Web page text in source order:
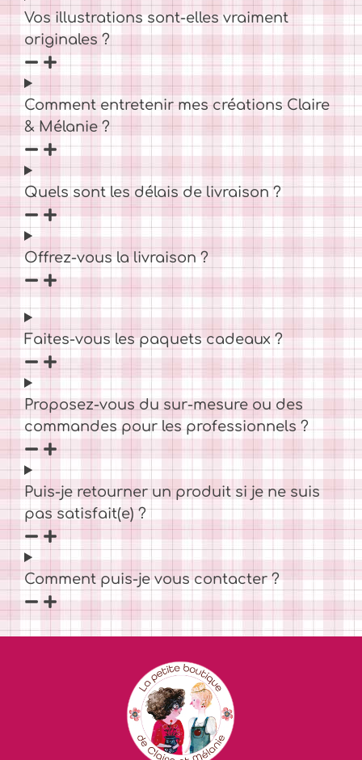
Vos illustrations sont-elles vraiment
originales ?
Comment entretenir mes créations Claire
& Mélanie ?
Quels sont les délais de livraison ?
Offrez-vous la livraison ?
Faites-vous les paquets cadeaux ?
Proposez-vous du sur-mesure ou des
commandes pour les professionnels ?
Puis-je retourner un produit si je ne suis
pas satisfait(e) ?
Comment puis-je vous contacter ?